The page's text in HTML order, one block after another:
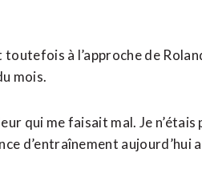
​à l’approche de
mois.
qui me faisait mal. Je
d’entraînement aujourd’hui